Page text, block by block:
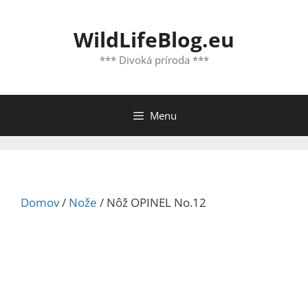
WildLifeBlog.eu
*** Divoká príroda ***
Menu
Domov/ Nože / Nôž OPINEL No.12